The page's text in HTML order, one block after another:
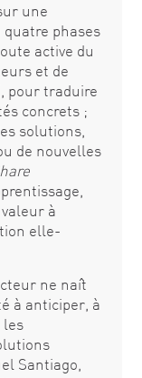
une
phases
active du
et de
pour traduire
concrets ;
solutions,
de nouvelles
à
elle-
ne naît
à anticiper, à
les
Santiago,